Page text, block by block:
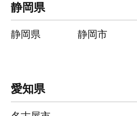
静岡県
静岡県 静岡市
愛知県